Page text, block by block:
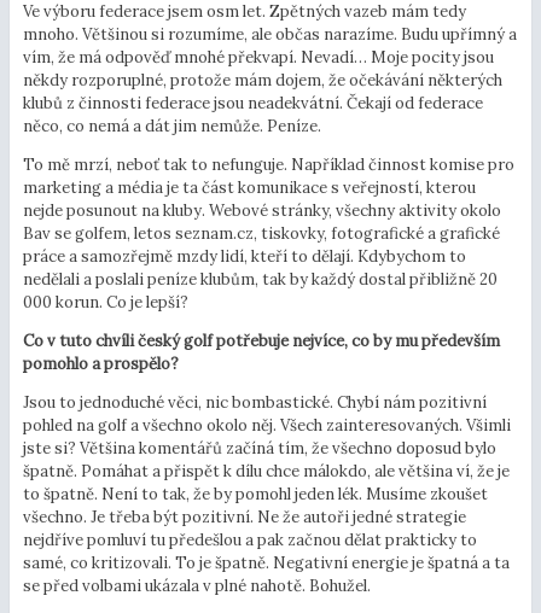
Ve výboru federace jsem osm let. Zpětných vazeb mám tedy
mnoho. Většinou si rozumíme, ale občas narazíme. Budu upřímný a
vím, že má odpověď mnohé překvapí. Nevadí… Moje pocity jsou
někdy rozporuplné, protože mám dojem, že očekávání některých
klubů z činnosti federace jsou neadekvátní. Čekají od federace
něco, co nemá a dát jim nemůže. Peníze.
To mě mrzí, neboť tak to nefunguje. Například činnost komise pro
marketing a média je ta část komunikace s veřejností, kterou
nejde posunout na kluby. Webové stránky, všechny aktivity okolo
Bav se golfem, letos seznam.cz, tiskovky, fotografické a grafické
práce a samozřejmě mzdy lidí, kteří to dělají. Kdybychom to
nedělali a poslali peníze klubům, tak by každý dostal přibližně 20
000 korun. Co je lepší?
Co v tuto chvíli český golf potřebuje nejvíce, co by mu především
pomohlo a prospělo?
Jsou to jednoduché věci, nic bombastické. Chybí nám pozitivní
pohled na golf a všechno okolo něj. Všech zainteresovaných. Všimli
jste si? Většina komentářů začíná tím, že všechno doposud bylo
špatně. Pomáhat a přispět k dílu chce málokdo, ale většina ví, že je
to špatně. Není to tak, že by pomohl jeden lék. Musíme zkoušet
všechno. Je třeba být pozitivní. Ne že autoři jedné strategie
nejdříve pomluví tu předešlou a pak začnou dělat prakticky to
samé, co kritizovali. To je špatně. Negativní energie je špatná a ta
se před volbami ukázala v plné nahotě. Bohužel.